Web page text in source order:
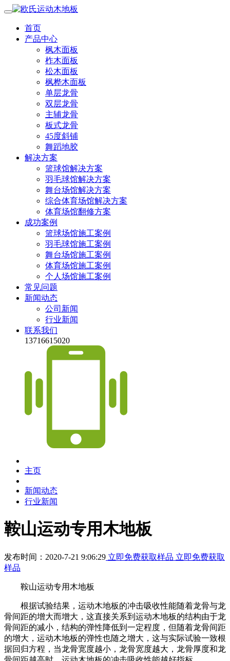
首页
产品中心
枫木面板
柞木面板
松木面板
枫桦木面板
单层龙骨
双层龙骨
主辅龙骨
板式龙骨
45度斜铺
舞蹈地胶
解决方案
篮球馆解决方案
羽毛球馆解决方案
舞台场馆解决方案
综合体育场馆解决方案
体育场馆翻修方案
成功案例
篮球场馆施工案例
羽毛球馆施工案例
舞台场馆施工案例
体育场馆施工案例
个人场馆施工案例
常见问题
新闻动态
公司新闻
行业新闻
联系我们
13716615020
主页
新闻动态
行业新闻
鞍山运动专用木地板
发布时间：2020-7-21 9:06:29 立即免费获取样品 立即免费获取
样品
鞍山运动专用木地板
根据试验结果，运动木地板的冲击吸收性能随着龙骨与龙
骨间距的增大而增大，这直接关系到运动木地板的结构由于龙
骨间距的减小，结构的弹性降低到一定程度，但随着龙骨间距
的增大，运动木地板的弹性也随之增大，这与实际试验一致根
据回归方程，当龙骨宽度越小，龙骨宽度越大，龙骨厚度和龙